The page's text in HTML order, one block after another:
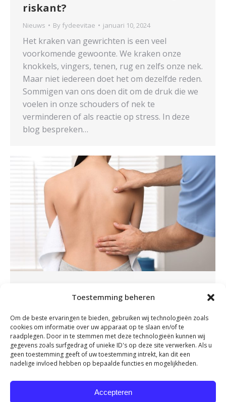
Toestemming beheren
Om de beste ervaringen te bieden, gebruiken wij technologieën zoals
cookies om informatie over uw apparaat op te slaan en/of te
raadplegen. Door in te stemmen met deze technologieën kunnen wij
gegevens zoals surfgedrag of unieke ID's op deze site verwerken. Als u
geen toestemming geeft of uw toestemming intrekt, kan dit een
nadelige invloed hebben op bepaalde functies en mogelijkheden.
Accepteren
riskant?
Nieuws By fydeevitae januari 10, 2024
Het kraken van gewrichten is een veel
voorkomende gewoonte. We kraken onze
knokkels, vingers, tenen, rug en zelfs onze nek.
Maar niet iedereen doet het om dezelfde reden.
Sommigen van ons doen dit om de druk die we
voelen in onze schouders of nek te
verminderen of als reactie op stress. In deze
blog bespreken…
wat kunt u doen?
Nieuws Byfydeevitae januari 10, 2024
Heeft u weleens het idee dat uw rug niet
helemaal recht staat? Lijkt hij naar links of
rechts af te wijken of heeft u het idee dat u een
daardoor vaak rugpijn, spierpijn of kunt u zich
minder goed bewegen? Dan is het tijd om de